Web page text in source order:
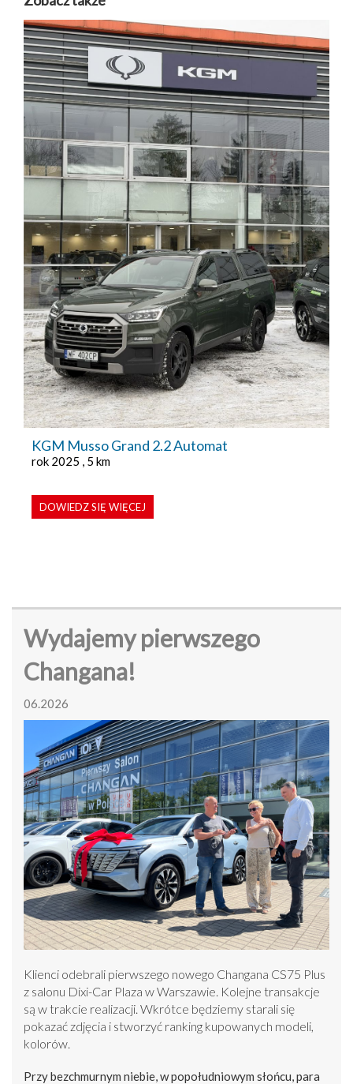
KGM Musso Grand 2.2 Automat
rok 2025 , 5 km
DOWIEDZ SIĘ WIĘCEJ
Wydajemy pierwszego
Changana!
06.2026
Klienci odebrali pierwszego nowego Changana CS75 Plus
z salonu Dixi-Car Plaza w Warszawie. Kolejne transakcje
są w trakcie realizacji. Wkrótce będziemy starali się
pokazać zdjęcia i stworzyć ranking kupowanych modeli,
kolorów.
Przy bezchmurnym niebie, w popołudniowym słońcu, para